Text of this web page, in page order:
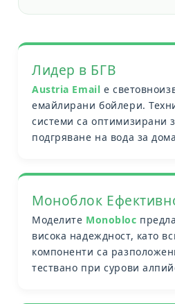
Лидер в БГВ
Austria Email е
емайлирани бойлери.
системи са оптимизирани
подгряване на вода за
Моноблок
Моделите Monobloc
висока надеждност, като
компоненти са
тествано при сурови